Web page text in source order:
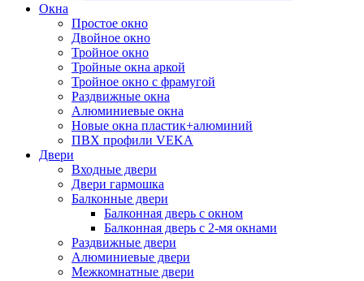
Окна
Простое окно
Двойное окно
Тройное окно
Тройные окна аркой
Тройное окно с фрамугой
Раздвижные окна
Алюминиевые окна
Новые окна пластик+алюминий
ПВХ профили VEKA
Двери
Входные двери
Двери гармошка
Балконные двери
Балконная дверь с окном
Балконная дверь с 2-мя окнами
Раздвижные двери
Алюминиевые двери
Межкомнатные двери